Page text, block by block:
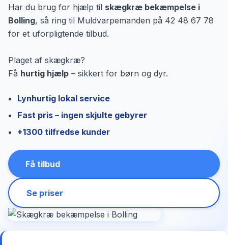
Har du brug for hjælp til skægkræ bekæmpelse i
Bolling, så ring til Muldvarpemanden på 42 48 67 78
for et uforpligtende tilbud.
Plaget af skægkræ?
Få hurtig hjælp – sikkert for børn og dyr.
Lynhurtig lokal service
Fast pris – ingen skjulte gebyrer
+1300 tilfredse kunder
Få tilbud
Se priser